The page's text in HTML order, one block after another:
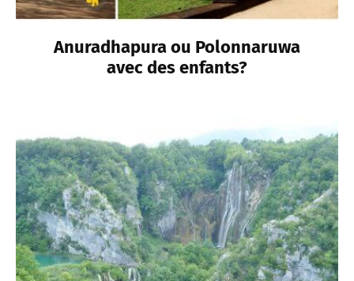
Anuradhapura ou Polonnaruwa
avec des enfants?